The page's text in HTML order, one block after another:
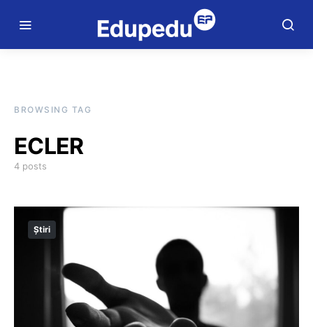
BROWSING TAG
ECLER
4 posts
Știri